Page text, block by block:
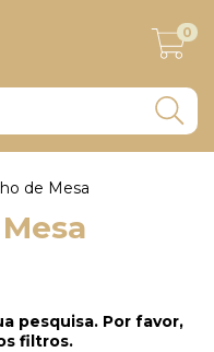
0
de Mesa
pesquisa. Por favor,
filtros.